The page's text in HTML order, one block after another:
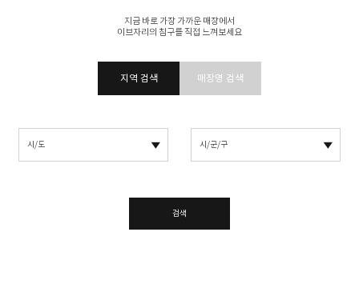
지금 바로 가장 가까운 매장에서
이브자리의 침구를 직접 느껴보세요
지역 검색 매장명 검색
검색